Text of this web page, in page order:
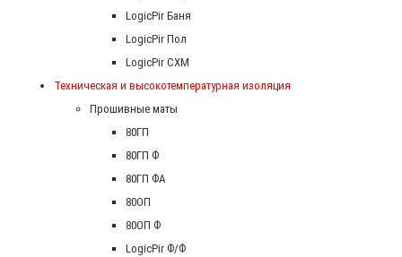
LogicPir Баня
LogicPir Пол
LogicPir СХМ
Техническая и высокотемпературная изоляция
Прошивные маты
80ГП
80ГП Ф
80ГП ФА
80ОП
80ОП Ф
LogicPir Ф/Ф